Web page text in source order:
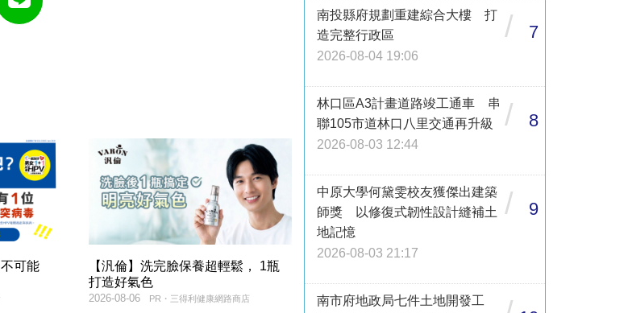
可能
【汎倫】洗完臉保養超輕鬆， 1瓶
打造好氣色
PR・三得利健康網路商店
2026-08-06
南投縣府規劃重建綜合大樓 打
造完整行政區
2026-08-04 19:06
/ 7
林口區A3計畫道路竣工通車 串
聯105市道林口八里交通再升級
2026-08-03 12:44
/ 8
中原大學何黛雯校友獲傑出建築
師獎 以修復式韌性設計縫補土
地記憶
2026-08-03 21:17
/ 9
南市府地政局七件土地開發工